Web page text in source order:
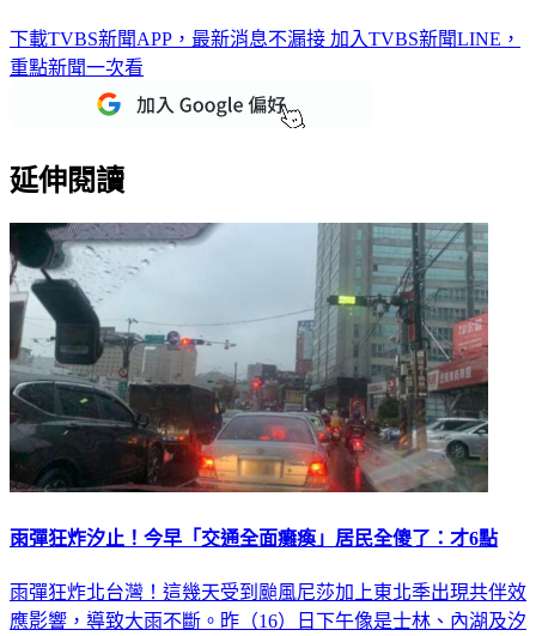
下載TVBS新聞APP，最新消息不漏接 加入TVBS新聞LINE，
重點新聞一次看
延伸閱讀
雨彈狂炸汐止！今早「交通全面癱瘓」居民全傻了：才6點
雨彈狂炸北台灣！這幾天受到颱風尼莎加上東北季出現共伴效
應影響，導致大雨不斷。昨（16）日下午像是士林、內湖及汐